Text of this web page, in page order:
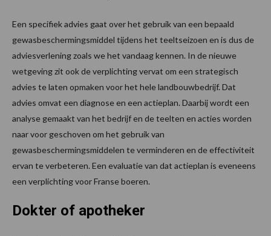
Een specifiek advies gaat over het gebruik van een bepaald
gewasbeschermingsmiddel tijdens het teeltseizoen en is dus de
adviesverlening zoals we het vandaag kennen. In de nieuwe
wetgeving zit ook de verplichting vervat om een strategisch
advies te laten opmaken voor het hele landbouwbedrijf. Dat
advies omvat een diagnose en een actieplan. Daarbij wordt een
analyse gemaakt van het bedrijf en de teelten en acties worden
naar voor geschoven om het gebruik van
gewasbeschermingsmiddelen te verminderen en de effectiviteit
ervan te verbeteren. Een evaluatie van dat actieplan is eveneens
een verplichting voor Franse boeren.
Dokter of apotheker